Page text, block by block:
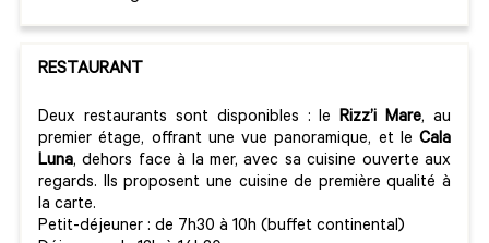
RESTAURANT
Deux restaurants sont disponibles : leRizz’i Mare, au
premier étage, offrant une vue panoramique, et le Cala
Luna, dehors face à la mer, avec sa cuisine ouverte aux
regards. Ils proposent une cuisine de première qualité à
la carte.
Petit-déjeuner : de 7h30 à 10h (buffet continental)